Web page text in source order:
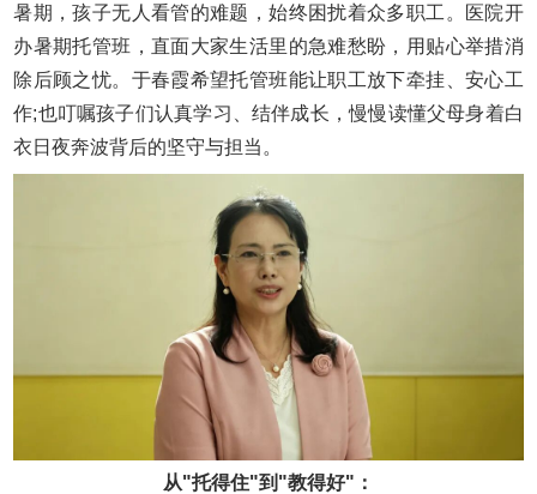
暑期，孩子无人看管的难题，始终困扰着众多职工。医院开
办暑期托管班，直面大家生活里的急难愁盼，用贴心举措消
除后顾之忧。于春霞希望托管班能让职工放下牵挂、安心工
作;也叮嘱孩子们认真学习、结伴成长，慢慢读懂父母身着白
衣日夜奔波背后的坚守与担当。
从"托得住"到"教得好"：